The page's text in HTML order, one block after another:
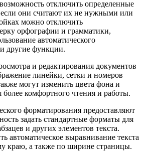
отключить определенные
они считают их не нужными или
можно отключить
орфографии и грамматики,
автоматического
другие функции.
и редактирования документов
линейки, сетки и номеров
могут изменить цвета фона и
более комфортного чтения и работы.
форматирования предоставляют
задать стандартные форматы для
и других элементов текста.
автоматическое выравнивание текста
краю, а также по ширине страницы.